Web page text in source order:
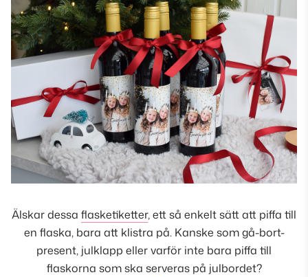
Älskar dessa flasketiketter, ett så enkelt sätt att piffa till
en flaska, bara att klistra på. Kanske som gå-bort-
present, julklapp eller varför inte bara piffa till
flaskorna som ska serveras på julbordet?